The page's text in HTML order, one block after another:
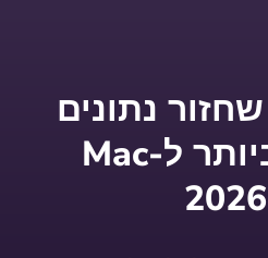
שחזור נתונים
הטובות ביותר ל-Mac